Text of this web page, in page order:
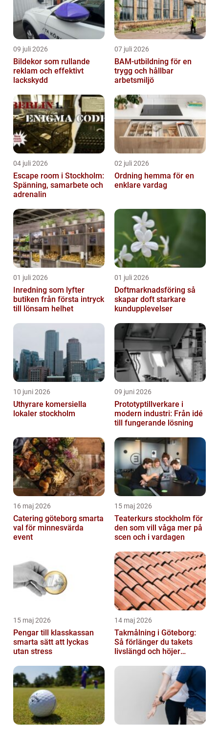
09 juli 2026
Bildekor som rullande
reklam och effektivt
lackskydd
07 juli 2026
BAM-utbildning för en
trygg och hållbar
arbetsmiljö
04 juli 2026
Escape room i Stockholm:
Spänning, samarbete och
adrenalin
02 juli 2026
Ordning hemma för en
enklare vardag
01 juli 2026
Inredning som lyfter
butiken från första intryck
till lönsam helhet
01 juli 2026
Doftmarknadsföring så
skapar doft starkare
kundupplevelser
10 juni 2026
Uthyrare komersiella
lokaler stockholm
09 juni 2026
Prototyptillverkare i
modern industri: Från idé
till fungerande lösning
16 maj 2026
Catering göteborg smarta
val för minnesvärda
event
15 maj 2026
Teaterkurs stockholm för
den som vill våga mer på
scen och i vardagen
15 maj 2026
Pengar till klasskassan
smarta sätt att lyckas
utan stress
14 maj 2026
Takmålning i Göteborg:
Så förlänger du takets
livslängd och höjer